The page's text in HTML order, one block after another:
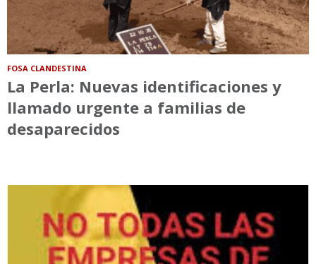
FOSA CLANDESTINA
La Perla: Nuevas identificaciones y
llamado urgente a familias de
desaparecidos